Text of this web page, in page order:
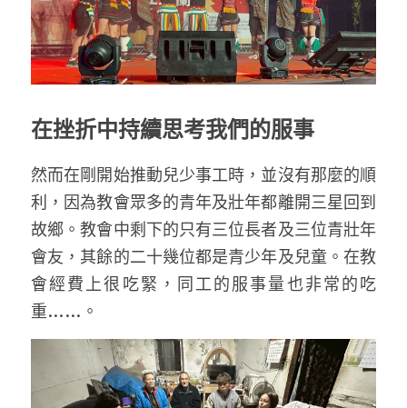
在挫折中持續思考我們的服事
然而在剛開始推動兒少事工時，並沒有那麼的順
利，因為教會眾多的青年及壯年都離開三星回到
故鄉。教會中剩下的只有三位長者及三位青壯年
會友，其餘的二十幾位都是青少年及兒童。在教
會經費上很吃緊，同工的服事量也非常的吃
重……。